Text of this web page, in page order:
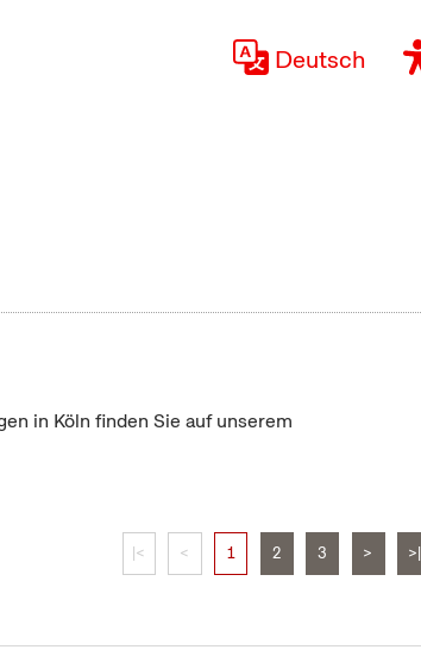
Deutsch
in Köln finden Sie auf unserem
|< < 1 2 3 > >|